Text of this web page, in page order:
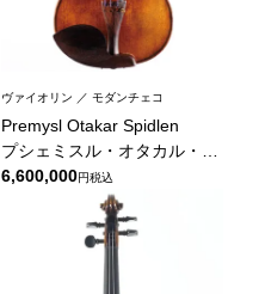
ヴァイオリン ／ モダンチェコ
Premysl Otakar Spidlen
プシェミスル・オタカル・シ
ュピードレン
6,600,000 税込